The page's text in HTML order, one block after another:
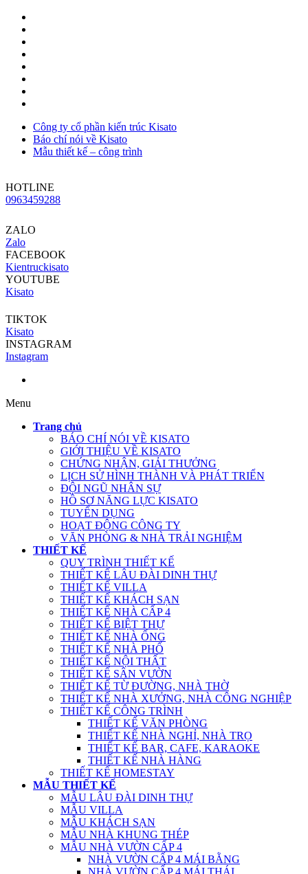
Công ty cổ phần kiến trúc Kisato
Báo chí nói về Kisato
Mẫu thiết kế – công trình
HOTLINE
0963459288
ZALO
Zalo
FACEBOOK
Kientruckisato
YOUTUBE
Kisato
TIKTOK
Kisato
INSTAGRAM
Instagram
Menu
Trang chủ
BÁO CHÍ NÓI VỀ KISATO
GIỚI THIỆU VỀ KISATO
CHỨNG NHẬN, GIẢI THƯỞNG
LỊCH SỬ HÌNH THÀNH VÀ PHÁT TRIỂN
ĐỘI NGŨ NHÂN SỰ
HỒ SƠ NĂNG LỰC KISATO
TUYỂN DỤNG
HOẠT ĐỘNG CÔNG TY
VĂN PHÒNG & NHÀ TRẢI NGHIỆM
THIẾT KẾ
QUY TRÌNH THIẾT KẾ
THIẾT KẾ LÂU ĐÀI DINH THỰ
THIẾT KẾ VILLA
THIẾT KẾ KHÁCH SẠN
THIẾT KẾ NHÀ CẤP 4
THIẾT KẾ BIỆT THỰ
THIẾT KẾ NHÀ ỐNG
THIẾT KẾ NHÀ PHỐ
THIẾT KẾ NỘI THẤT
THIẾT KẾ SÂN VƯỜN
THIẾT KẾ TỪ ĐƯỜNG, NHÀ THỜ
THIẾT KẾ NHÀ XƯỞNG, NHÀ CÔNG NGHIỆP
THIẾT KẾ CÔNG TRÌNH
THIẾT KẾ VĂN PHÒNG
THIẾT KẾ NHÀ NGHỈ, NHÀ TRỌ
THIẾT KẾ BAR, CAFE, KARAOKE
THIẾT KẾ NHÀ HÀNG
THIẾT KẾ HOMESTAY
MẪU THIẾT KẾ
MẪU LÂU ĐÀI DINH THỰ
MẪU VILLA
MẪU KHÁCH SẠN
MẪU NHÀ KHUNG THÉP
MẪU NHÀ VƯỜN CẤP 4
NHÀ VƯỜN CẤP 4 MÁI BẰNG
NHÀ VƯỜN CẤP 4 MÁI THÁI